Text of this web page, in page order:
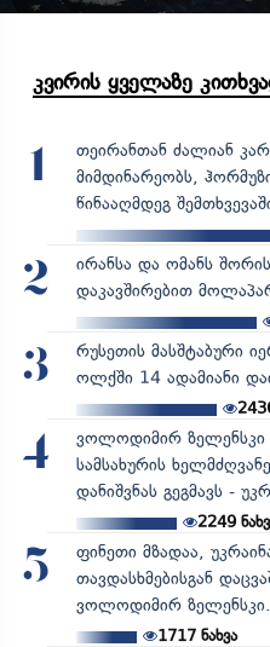
კვირის ყველაზე
1
თეირანთან ძალიან
მიმდინარეობს,
წინააღმდეგ
2
ირანსა და ომანს
დაკავშირებით
3
რუსეთის მასშტაბური
ოლქში 14 ადამიანი
4
ვოლოდიმირ ზელენსკი
სამსახურის
დანიშვნას გეგმავს -
2249
5
ფინეთი მზადაა,
თავდასხმებისგან
ვოლოდიმირ
1717ნახვა